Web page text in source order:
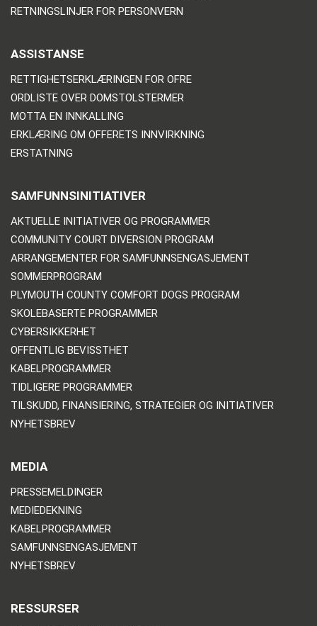
RETNINGSLINJER FOR PERSONVERN
ASSISTANSE
RETTIGHETSERKLÆRINGEN FOR OFRE
ORDLISTE OVER DOMSTOLSTERMER
MOTTA EN INNKALLING
ERKLÆRING OM OFFERETS INNVIRKNING
ERSTATNING
SAMFUNNSINITIATIVER
AKTUELLE INITIATIVER OG PROGRAMMER
COMMUNITY COURT DIVERSION PROGRAM
ARRANGEMENTER FOR SAMFUNNSENGASJEMENT
SOMMERPROGRAM
PLYMOUTH COUNTY COMFORT DOGS PROGRAM
SKOLEBASERTE PROGRAMMER
CYBERSIKKERHET
OFFENTLIG BEVISSTHET
KABELPROGRAMMER
TIDLIGERE PROGRAMMER
TILSKUDD, FINANSIERING, STRATEGIER OG INITIATIVER
NYHETSBREV
MEDIA
PRESSEMELDINGER
MEDIEDEKNING
KABELPROGRAMMER
SAMFUNNSENGASJEMENT
NYHETSBREV
RESSURSER